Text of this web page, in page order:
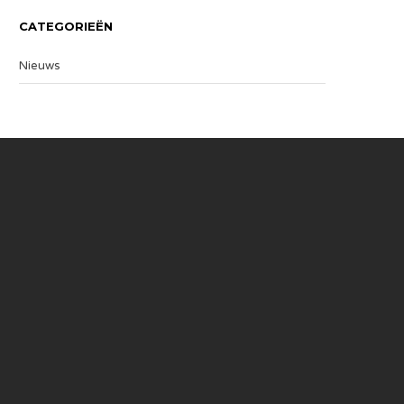
CATEGORIEËN
Nieuws